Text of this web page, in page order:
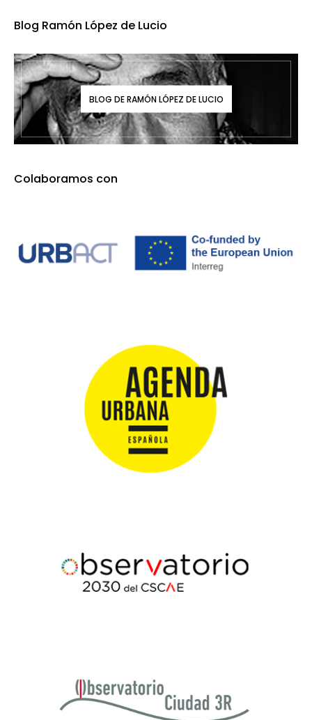
Blog Ramón López de Lucio
BLOG DE RAMÓN LÓPEZ DE LUCIO
Colaboramos con